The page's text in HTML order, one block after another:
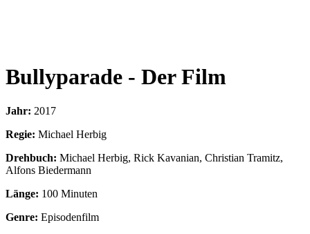
Bullyparade - Der Film
Jahr: 2017
Regie: Michael Herbig
Drehbuch: Michael Herbig, Rick Kavanian, Christian Tramitz,
Alfons Biedermann
Länge: 100 Minuten
Genre: Episodenfilm